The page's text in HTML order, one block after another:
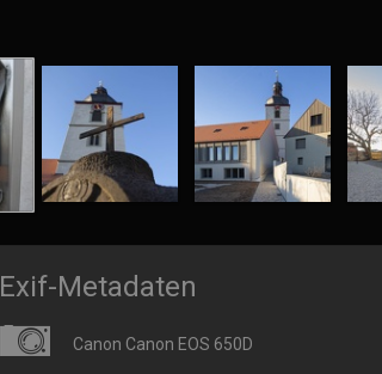
Exif-Metadaten
Canon Canon EOS 650D